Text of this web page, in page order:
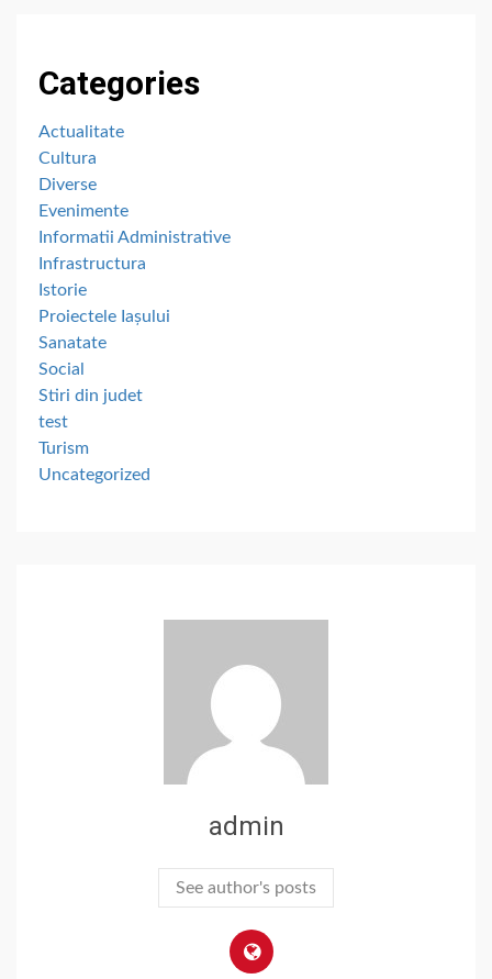
Categories
Actualitate
Cultura
Diverse
Evenimente
Informatii Administrative
Infrastructura
Istorie
Proiectele Iașului
Sanatate
Social
Stiri din judet
test
Turism
Uncategorized
admin
See author's posts